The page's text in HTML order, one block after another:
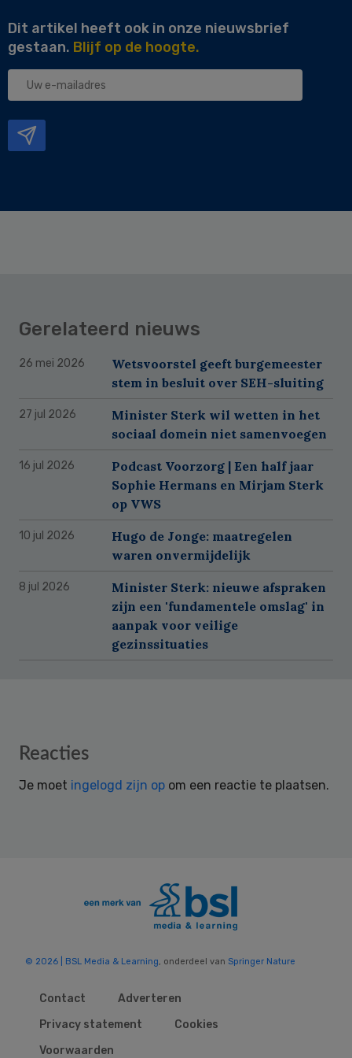
Dit artikel heeft ook in onze nieuwsbrief
gestaan. Blijf op de hoogte.
Uw
Gerelateerd nieuws
26 mei 2026
Wetsvoorstel geeft burgemeester
stem in besluit over SEH-sluiting
27 jul 2026
Minister Sterk wil wetten in het
sociaal domein niet samenvoegen
16 jul 2026
Podcast Voorzorg | Een half jaar
Sophie Hermans en Mirjam Sterk
op VWS
10 jul 2026
Hugo de Jonge: maatregelen
waren onvermijdelijk
8 jul 2026
Minister Sterk: nieuwe afspraken
zijn een 'fundamentele omslag' in
aanpak voor veilige
gezinssituaties
Reader
Reacties
Je moet ingelogd zijn op om een reactie te plaatsen.
© 2026 | BSL Media & Learning, onderdeel van Springer Nature
Contact
Adverteren
Privacy statement
Cookies
Voorwaarden